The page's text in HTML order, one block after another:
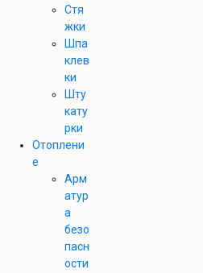
Стя
жки
Шпа
клев
ки
Шту
кату
рки
Отоплени
е
Арм
атур
а
безо
пасн
ости